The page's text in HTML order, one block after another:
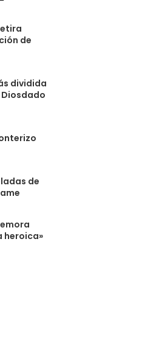
de
dividida
de
heroica»